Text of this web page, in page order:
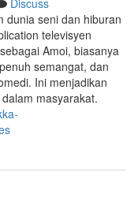
Discuss
dunia seni dan hiburan
televisyen
Amoi, biasanya
semangat, dan
Ini menjadikan
masyarakat.